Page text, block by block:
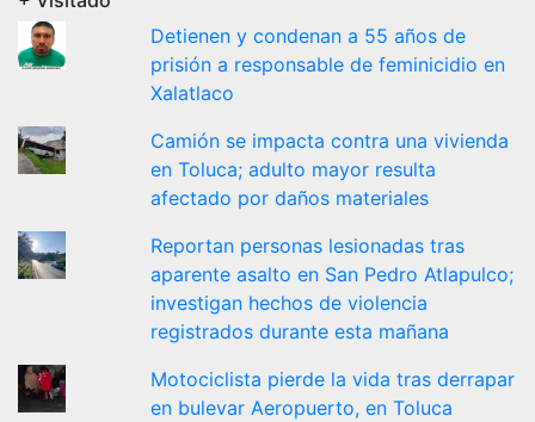
Detienen y condenan a 55 años de
prisión a responsable de feminicidio en
Xalatlaco
Camión se impacta contra una vivienda
en Toluca; adulto mayor resulta
afectado por daños materiales
Reportan personas lesionadas tras
aparente asalto en San Pedro Atlapulco;
investigan hechos de violencia
registrados durante esta mañana
Motociclista pierde la vida tras derrapar
en bulevar Aeropuerto, en Toluca